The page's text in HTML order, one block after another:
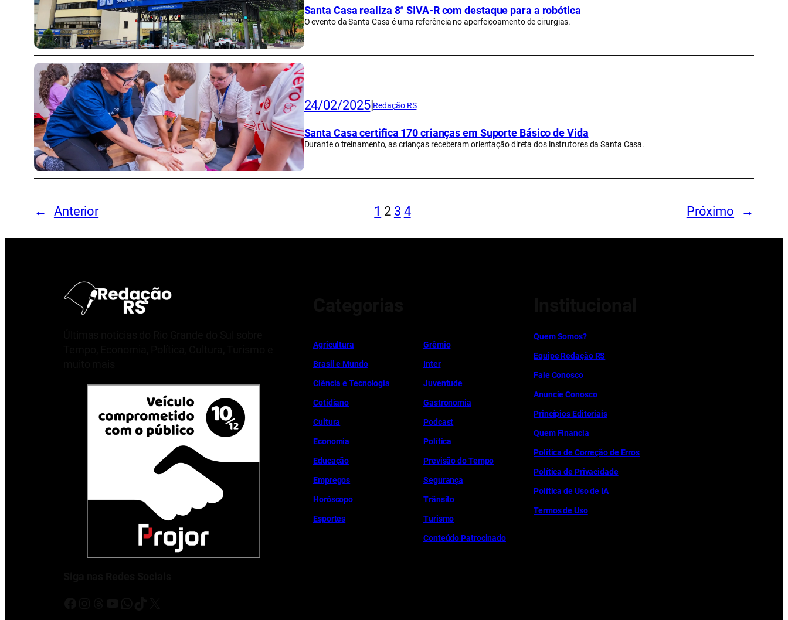
Santa Casa realiza 8° SIVA-R com destaque para a robótica
O evento da Santa Casa é uma referência no aperfeiçoamento de cirurgias.
24/02/2025|Redação RS
Santa Casa certifica 170 crianças em Suporte Básico de Vida
Durante o treinamento, as crianças receberam orientação direta dos instrutores da Santa Casa.
← Anterior 1 2 3 4 Próximo →
Agricultura
Brasil e Mundo
Ciência e Tecnologia
Cotidiano
Cultura
Economia
Educação
Empregos
Horóscopo
Esportes
Grêmio
Inter
Juventude
Gastronomia
Podcast
Política
Previsão do Tempo
Segurança
Trânsito
Turismo
Conteúdo Patrocinado
Quem Somos?
Equipe Redação RS
Fale Conosco
Anuncie Conosco
Princípios Editoriais
Quem Financia
Política de Correção de Erros
Política de Privacidade
Política de Uso de IA
Termos de Uso